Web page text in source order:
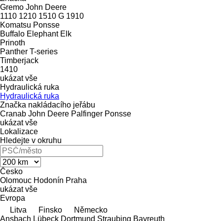
Gremo John Deere
1110 1210 1510 G 1910
Komatsu Ponsse
Buffalo Elephant Elk
Prinoth
Panther T-series
Timberjack
1410
ukázat vše
Hydraulická ruka
Hydraulická ruka
Značka nakládacího jeřábu
Cranab John Deere Palfinger Ponsse
ukázat vše
Lokalizace
Hledejte v okruhu
Česko
Olomouc Hodonín Praha
ukázat vše
Evropa
Litva
Finsko
Německo
Ansbach Lübeck Dortmund Straubing Bayreuth